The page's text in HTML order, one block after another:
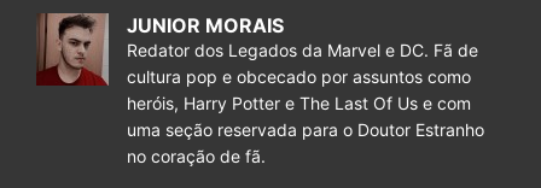
JUNIOR MORAIS
Redator dos Legados da Marvel e DC. Fã de
cultura pop e obcecado por assuntos como
heróis, Harry Potter e The Last Of Us e com
uma seção reservada para o Doutor Estranho
no coração de fã.